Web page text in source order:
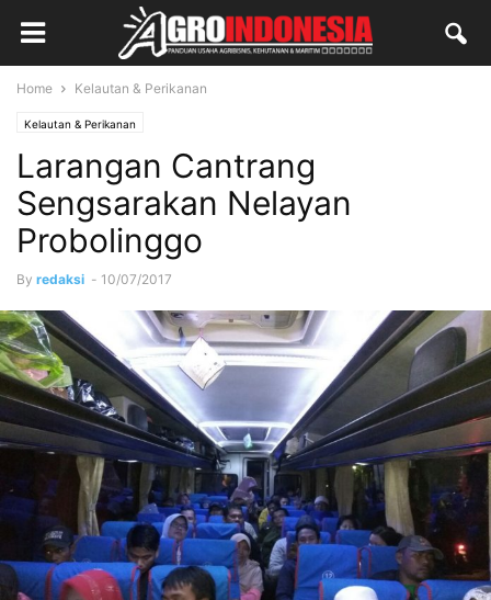
Home Kelautan & Perikanan
Kelautan & Perikanan
Larangan Cantrang
Sengsarakan Nelayan
Probolinggo
By redaksi - 10/07/2017